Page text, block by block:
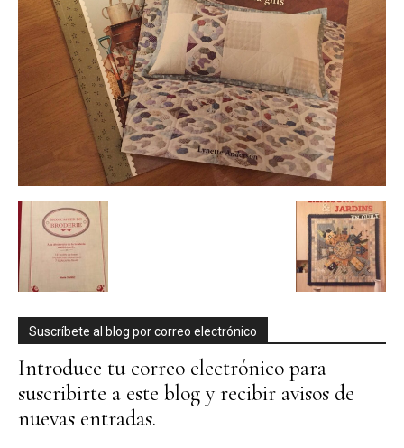
Suscríbete al blog por correo electrónico
Introduce tu correo electrónico para
suscribirte a este blog y recibir avisos de
nuevas entradas.